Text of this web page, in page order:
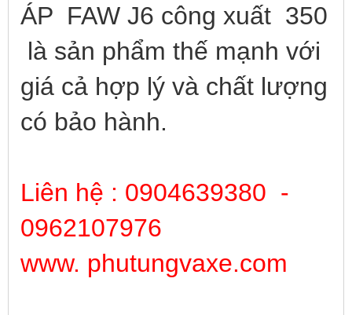
ÁP FAW J6 công xuất 350
là sản phẩm thế mạnh với
giá cả hợp lý và chất lượng
có bảo hành.
Liên hệ : 0904639380 -
0962107976
www. phutungvaxe.com